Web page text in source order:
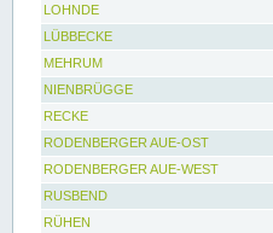
LOHNDE
LÜBBECKE
MEHRUM
NIENBRÜGGE
RECKE
RODENBERGER AUE-OST
RODENBERGER AUE-WEST
RUSBEND
RÜHEN